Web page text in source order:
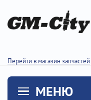
Перейти в магазин запчастей
МЕНЮ